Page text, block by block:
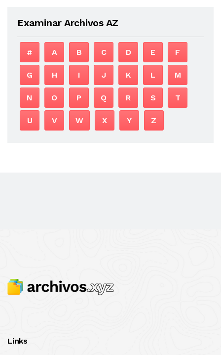
Examinar Archivos AZ
# A B C D E F
G H I J K L M
N O P Q R S T
U V W X Y Z
Links